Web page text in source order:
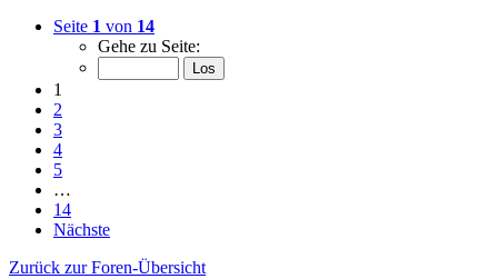
Seite 1 von 14
Gehe zu Seite:
1
2
3
4
5
…
14
Nächste
Zurück zur Foren-Übersicht